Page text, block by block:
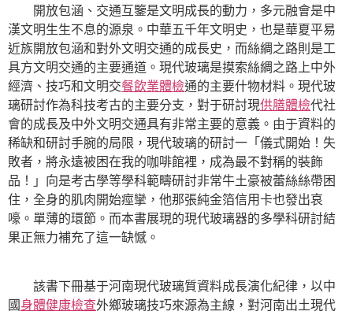
開放包涵、交通互鑒是文明成長的動力，多元融會是中
漢文明生生不息的源泉。中華五千年文明史，也是華夏平易
近族開放包涵和對外文明交通的成長史，而絲綢之路則是工
具方文明交通的主要通道。現代玻璃是摸索絲綢之路上中外
經濟、技巧和文明交餐飲業體檢通的主要什物材料。現代玻
璃研討作為科技考古的主要分支，對于研討現供膳體檢代社
會的成長及中外文明交通具有非常主要的意義。由于資料的
稀缺和研討手腕的局限，現代玻璃的研討一「儀式開始！失
敗者，將永遠被困在我的咖啡館裡，成為最不對稱的裝飾
品！」向是考古學等學科範疇研討非常牛土豪被蕾絲絲帶困
住，全身的肌肉開始痙攣，他那張純金箔信用卡也發出哀
嚎。單薄的環節。而本書展現的現代玻璃器的多學科研討結
果正無力補充了這一缺憾。
該書下冊基于河南現代玻璃質資料成長演化紀律，以中
國身體健康檢查外鄉玻璃技巧來源為主線，對河南出土現代